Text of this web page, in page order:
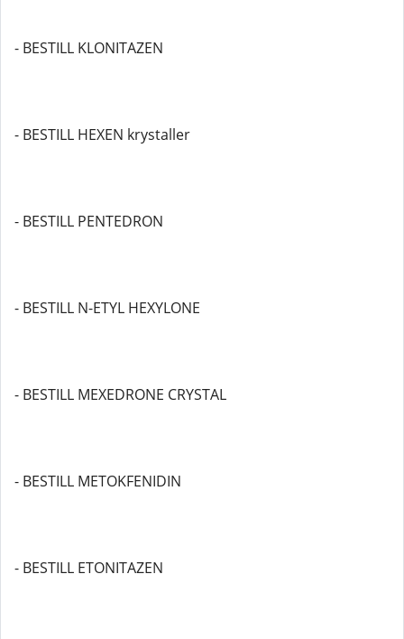
- BESTILL KLONITAZEN
- BESTILL HEXEN krystaller
- BESTILL PENTEDRON
- BESTILL N-ETYL HEXYLONE
- BESTILL MEXEDRONE CRYSTAL
- BESTILL METOKFENIDIN
- BESTILL ETONITAZEN